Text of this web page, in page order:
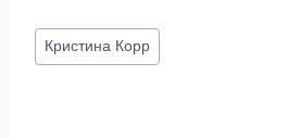
Метки
записи:
Кристина Корр